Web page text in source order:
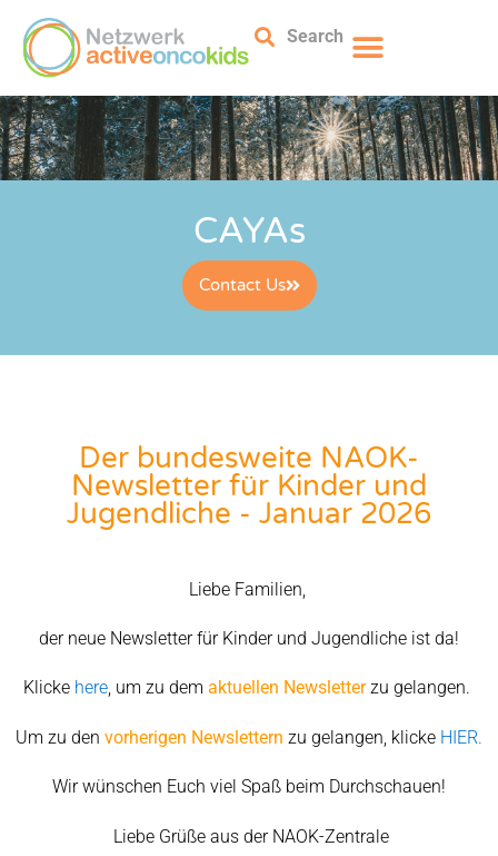
Search
CAYAs
Contact Us
Der bundesweite NAOK-
Newsletter für Kinder und
Jugendliche - Januar 2026
Liebe Familien,
der neue Newsletter für Kinder und Jugendliche ist da!
Klicke here, um zu dem aktuellen Newsletterzu gelangen.
Um zu den vorherigen Newslettern zu gelangen, klicke HIER.
Wir wünschen Euch viel Spaß beim Durchschauen!
Liebe Grüße aus der NAOK-Zentrale